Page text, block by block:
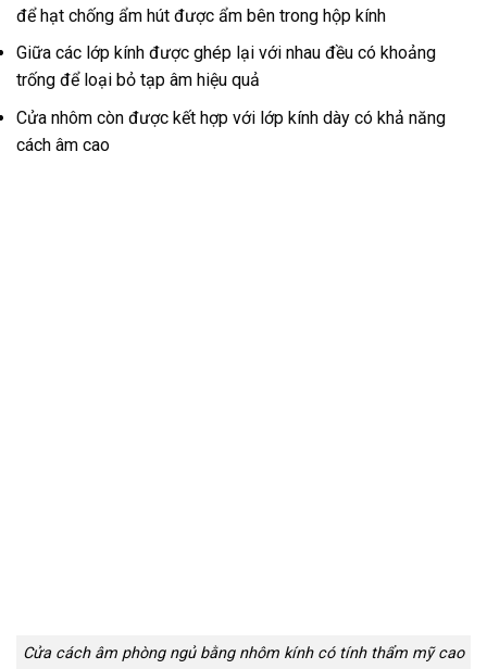
để hạt chống ẩm hút được ẩm bên trong hộp kính
Giữa các lớp kính được ghép lại với nhau đều có khoảng
trống để loại bỏ tạp âm hiệu quả
Cửa nhôm còn được kết hợp với lớp kính dày có khả năng
cách âm cao
Cửa cách âm phòng ngủ bằng nhôm kính có tính thẩm mỹ cao